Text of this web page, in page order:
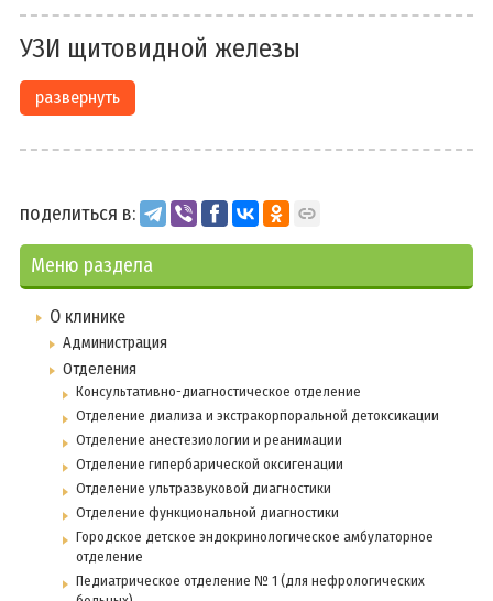
УЗИ щитовидной железы
развернуть
поделиться в:
Меню раздела
О клинике
Администрация
Отделения
Консультативно-диагностическое отделение
Отделение диализа и экстракорпоральной детоксикации
Отделение анестезиологии и реанимации
Отделение гипербарической оксигенации
Отделение ультразвуковой диагностики
Отделение функциональной диагностики
Городское детское эндокринологическое амбулаторное
отделение
Педиатрическое отделение № 1 (для нефрологических